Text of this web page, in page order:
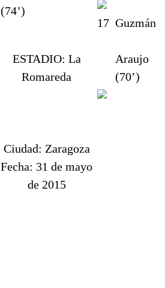
(74’)
ESTADIO: La
Romareda
Ciudad: Zaragoza
Fecha: 31 de mayo
de 2015
17 Guzmán
Araujo
(70’)